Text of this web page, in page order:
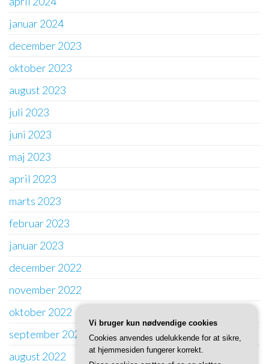
januar 2024
december 2023
oktober 2023
august 2023
juli 2023
juni 2023
maj 2023
april 2023
marts 2023
februar 2023
januar 2023
december 2022
november 2022
oktober 2022
september 2022
august 2022
Vi bruger kun nødvendige cookies
Cookies anvendes udelukkende for at sikre,
at hjemmesiden fungerer korrekt.